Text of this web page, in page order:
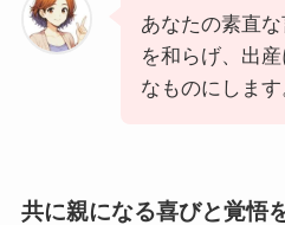
あなたの素直
を和らげ、出
なものにします
共に親になる喜びと覚悟